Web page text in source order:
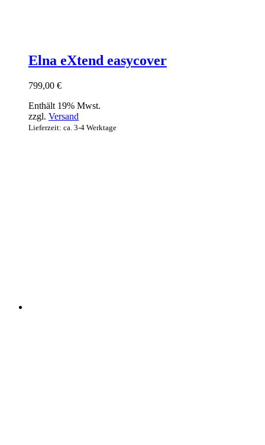
Elna eXtend easycover
799,00 €
Enthält 19% Mwst.
zzgl. Versand
Lieferzeit: ca. 3-4 Werktage